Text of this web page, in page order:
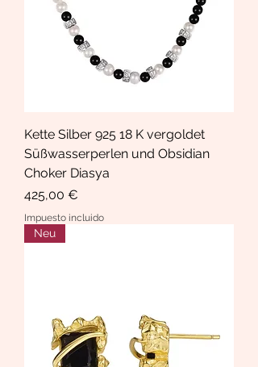
Kette Silber 925 18 K vergoldet
Süßwasserperlen und Obsidian
Choker Diasya
Precio
425,00 €
Impuesto incluido
Neu